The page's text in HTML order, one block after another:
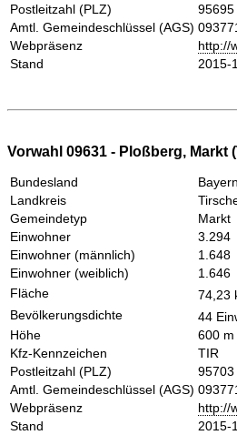
Postleitzahl (PLZ)
95695
Amtl. Gemeindeschlüssel (AGS)
Webpräsenz
http://
Stand
2015-
Vorwahl 09631 - Ploßberg, Markt
Bundesland
Landkreis
Gemeindetyp
Markt
Einwohner
3.294
Einwohner (männlich)
1.648
Einwohner (weiblich)
1.646
Fläche
74,23
Bevölkerungsdichte
44
Höhe
600 m
Kfz-Kennzeichen
TIR
Postleitzahl (PLZ)
95703
Amtl. Gemeindeschlüssel (AGS)
Webpräsenz
http://
Stand
2015-